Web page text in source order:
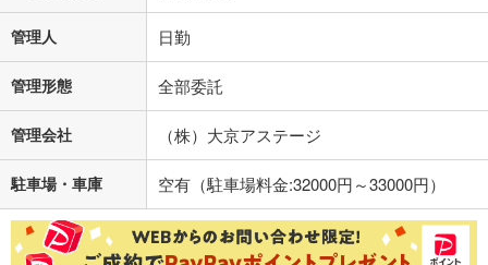
管理人 日勤
管理形態 全部委託
管理会社 （株）大京アステージ
駐車場・車庫 空有（駐車場料金:32000円～33000円）